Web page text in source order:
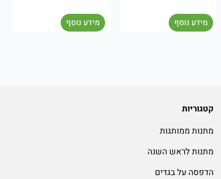
מידע נוסף
מידע נוסף
קטגוריות
מתנות ממותגות
מתנות לראש השנה
הדפסה על בגדים